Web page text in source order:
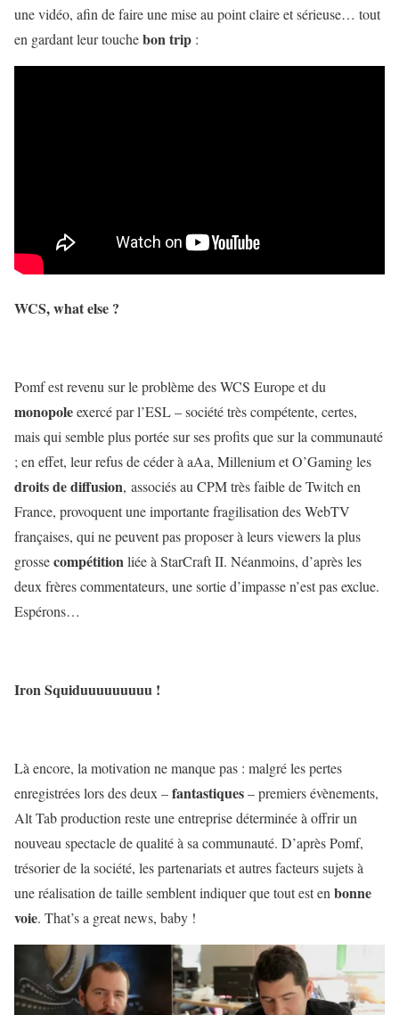
une vidéo, afin de faire une mise au point claire et sérieuse… tout
en gardant leur touchebon trip :
WCS, what else ?
Pomf est revenu sur le problème des WCS Europe et du
monopoleexercé par l’ESL – société très compétente, certes,
mais qui semble plus portée sur ses profits que sur la communauté
; en effet, leur refus de céder à aAa, Millenium et O’Gaming les
droits de diffusion, associés au CPM très faible de Twitch en
France, provoquent une importante fragilisation des WebTV
françaises, qui ne peuvent pas proposer à leurs viewers la plus
grossecompétitionliée à StarCraft II. Néanmoins, d’après les
deux frères commentateurs, une sortie d’impasse n’est pas exclue.
Espérons…
Iron Squiduuuuuuuuu !
Là encore, la motivation ne manque pas : malgré les pertes
enregistrées lors des deux –fantastiques– premiers évènements,
Alt Tab production reste une entreprise déterminée à offrir un
nouveau spectacle de qualité à sa communauté. D’après Pomf,
trésorier de la société, les partenariats et autres facteurs sujets à
une réalisation de taille semblent indiquer que tout est en bonne
voie. That’s a great news, baby !